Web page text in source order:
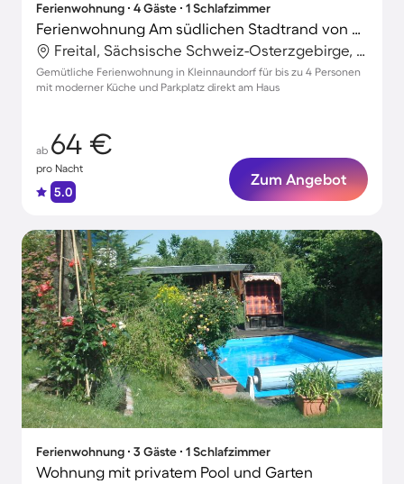
Ferienwohnung ∙ 4 Gäste ∙ 1 Schlafzimmer
Ferienwohnung Am südlichen Stadtrand von Dresden
Freital, Sächsische Schweiz-Osterzgebirge, Deutschland
Gemütliche Ferienwohnung in Kleinnaundorf für bis zu 4 Personen
mit moderner Küche und Parkplatz direkt am Haus
ab 64 €
pro Nacht
5.0
Zum Angebot
Ferienwohnung ∙ 3 Gäste ∙ 1 Schlafzimmer
Wohnung mit privatem Pool und Garten